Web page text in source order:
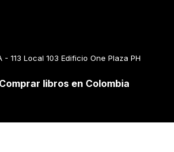
113 Local 103 Edificio One Plaza PH
libros en Colombia